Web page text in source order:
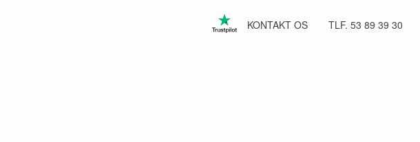
TLF. 53 89 39 30
KONTAKT OS